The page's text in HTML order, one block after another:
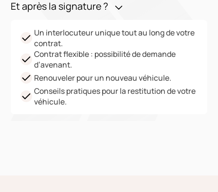
Et après la signature ?
Un interlocuteur unique tout au long de votre
contrat.
Contrat flexible : possibilité de demande
d’avenant.
Renouveler pour un nouveau véhicule.
Conseils pratiques pour la restitution de votre
véhicule.